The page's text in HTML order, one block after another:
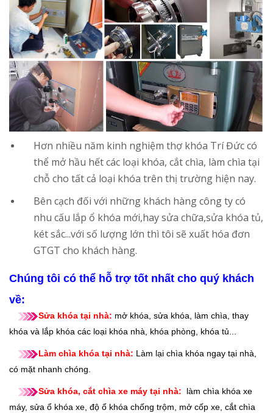
Hơn nhiều năm kinh nghiệm thợ khóa Trí Đức có
thể mở hầu hết các loại khóa, cắt chìa, làm chìa tại
chỗ cho tất cả loại khóa trên thị trường hiện nay.
Bên cạch đối với những khách hàng công ty có
nhu cấu lắp ổ khóa mới,hay sửa chữa,sửa khóa tủ,
két sắc...với số lượng lớn thì tôi sẽ xuất hóa đơn
GTGT cho khách hàng.
Chúng tôi có thể hỗ trợ tốt nhất cho quý khách
về:
Sửa khóa tại nhà: mở khóa, sửa khóa, làm chìa, thay
khóa và lắp khóa các loại khóa nhà, khóa phòng, khóa tủ...
Làm chìa khóa tại nhà: Làm lại chìa khóa ngay tại nhà,
có mặt nhanh chóng.
Sửa khóa, cắt chìa xe máy tại nhà:
làm chìa khóa xe
máy, sửa ổ khóa xe, độ ổ khóa chống trộm, mở cốp xe, cắt chìa